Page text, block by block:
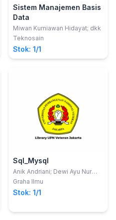
Sistem Manajemen Basis
Data
Miwan Kurniawan Hidayat; dkk
Teknosain
Stok: 1/1
Sql_Mysql
Anik Andriani; Dewi Ayu Nur
Wulandari; Hilda Amalia
Graha Ilmu
Stok: 1/1